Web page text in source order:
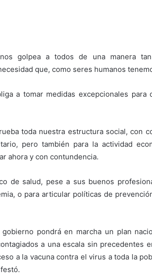
golpea a todos de una manera tan
que, como seres humanos
a tomar medidas excepcionales para
toda nuestra estructura social, con
pero también para la actividad
ahora y con contundencia.
de salud, pese a sus buenos
o para articular políticas de
pondrá en marcha un plan
a una escala sin precedentes
a la vacuna contra el virus a toda la